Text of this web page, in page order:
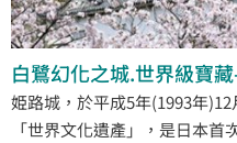
白鷺幻化之城.世界級寶
姫路城，於平成5年(1993年
「世界文化遺產」，是日本